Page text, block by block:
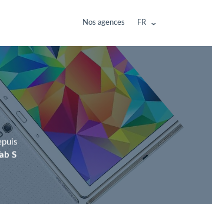
Nos agences FR
S